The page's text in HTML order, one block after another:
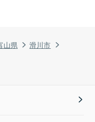
山県
滑川市